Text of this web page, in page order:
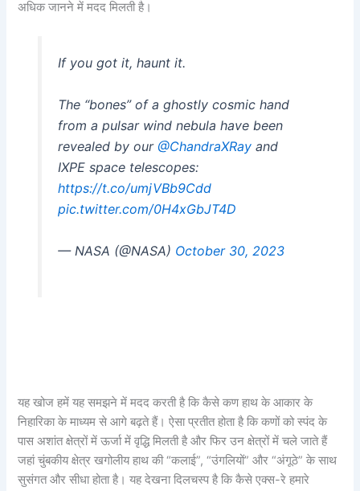
अधिक जानने में मदद मिलती है।
If you got it, haunt it.
The “bones” of a ghostly cosmic hand
from a pulsar wind nebula have been
revealed by our @ChandraXRayand
IXPE space telescopes:
https://t.co/umjVBb9Cdd
pic.twitter.com/0H4xGbJT4D
— NASA (@NASA) October 30, 2023
यह खोज हमें यह समझने में मदद करती है कि कैसे कण हाथ के आकार के
निहारिका के माध्यम से आगे बढ़ते हैं। ऐसा प्रतीत होता है कि कणों को स्पंद के
पास अशांत क्षेत्रों में ऊर्जा में वृद्धि मिलती है और फिर उन क्षेत्रों में चले जाते हैं
जहां चुंबकीय क्षेत्र खगोलीय हाथ की “कलाई”, “उंगलियों” और “अंगूठे” के साथ
सुसंगत और सीधा होता है। यह देखना दिलचस्प है कि कैसे एक्स-रे हमारे